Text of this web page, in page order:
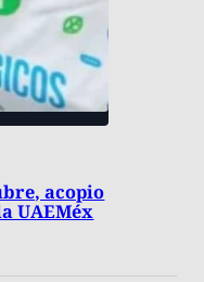
acopio
UAEMéx